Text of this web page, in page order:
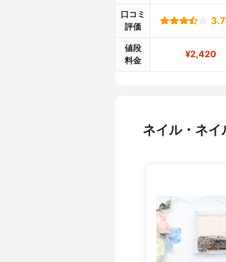
口コミ
評価
値段
料金
¥2,420
ネイル・ネイ